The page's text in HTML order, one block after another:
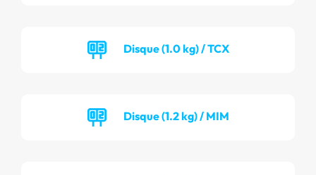
Disque (1.0 kg) / TCX
Disque (1.2 kg) / MIM